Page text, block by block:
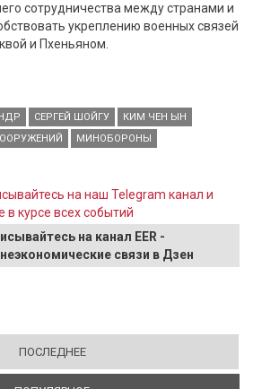
сотрудничества между странами и
укреплению военных связей
и Пхеньяном.
СЕРГЕЙ ШОЙГУ
КИМ ЧЕН ЫН
МИНОБОРОНЫ
на наш Telegram канал и
в курсе всех событий
на канал EER -
связи в Дзен
ПОСЛЕДНЕЕ